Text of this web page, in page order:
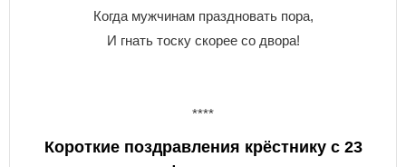
Когда мужчинам праздновать пора,
И гнать тоску скорее со двора!
****
Короткие поздравления крёстнику с 23